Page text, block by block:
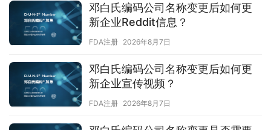
邓白氏编码公司名称变更后如何更
新企业Reddit信息？
FDA注册 2026年8月7日
邓白氏编码公司名称变更后如何更
新企业宣传视频？
FDA注册 2026年8月7日